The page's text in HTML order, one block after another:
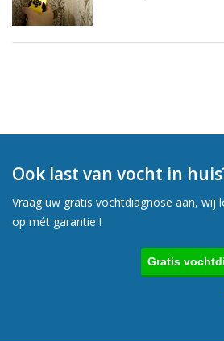
Ook last van vocht in
Vraag uw gratis vochtdiagnose aan, wij
op mét garantie !
Gratis